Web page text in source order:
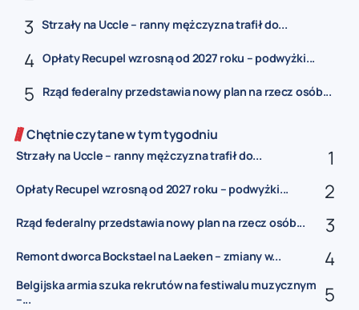
Strzały na Uccle – ranny mężczyzna trafił do...
Opłaty Recupel wzrosną od 2027 roku – podwyżki...
Rząd federalny przedstawia nowy plan na rzecz osób...
Chętnie czytane w tym tygodniu
Strzały na Uccle – ranny mężczyzna trafił do...
Opłaty Recupel wzrosną od 2027 roku – podwyżki...
Rząd federalny przedstawia nowy plan na rzecz osób...
Remont dworca Bockstael na Laeken – zmiany w...
Belgijska armia szuka rekrutów na festiwalu muzycznym
–...